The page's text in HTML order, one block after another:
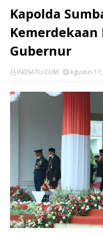
Kapolda
Gubernur
INDSATU.COM Agustus